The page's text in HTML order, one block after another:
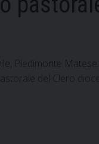
Piedimonte Matese.
del Clero